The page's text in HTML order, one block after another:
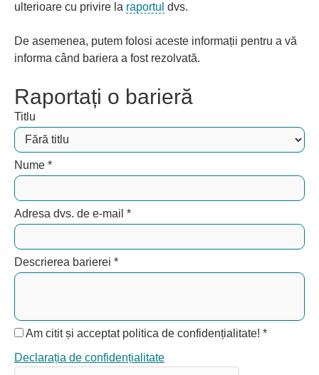
ulterioare cu privire la raportul dvs.
De asemenea, putem folosi aceste informații pentru a vă
informa când bariera a fost rezolvată.
Raportați o barieră
Titlu
Nume *
Adresa dvs. de e-mail *
Descrierea barierei *
Am citit și acceptat politica de confidențialitate! *
Declarația de confidențialitate